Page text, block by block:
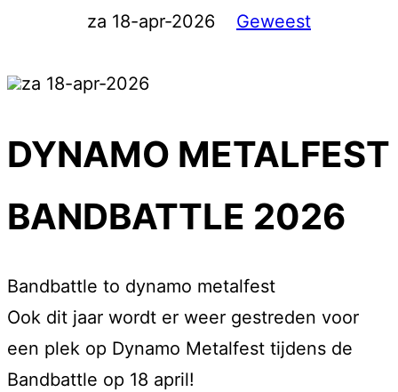
za 18-apr-2026 Geweest
za 18-apr-2026
DYNAMO METALFEST
BANDBATTLE 2026
Bandbattle to dynamo metalfest
Ook dit jaar wordt er weer gestreden voor
een plek op Dynamo Metalfest tijdens de
Bandbattle op 18 april!